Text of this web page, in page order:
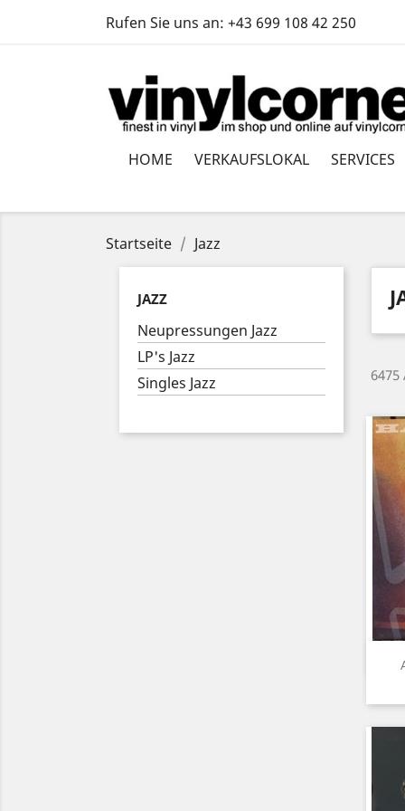
Rufen Sie uns an: +43 699 108 42 250
HOME VERKAUFSLOKAL SERVICES
Startseite Jazz
JAZZ
Neupressungen Jazz
LP's Jazz
Singles Jazz